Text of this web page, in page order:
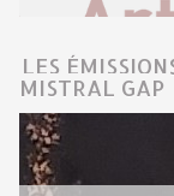
LES
MISTRAL GAP